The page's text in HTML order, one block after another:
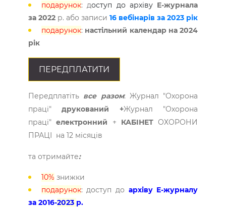
подарунок: доступ до архіву Е-журнала
за 2022р. або записи 16 вебінарів за 2023 рік
подарунок: настільний календар на 2024
рік
ПЕРЕДПЛАТИТИ
Передплатіть все разом: Журнал "Охорона
праці"друкований +Журнал "Охорона
праці"електронний + КАБІНЕТОХОРОНИ
ПРАЦІ на 12 місяців
та отримайте:
10% знижки
подарунок: доступ до архіву Е-журналу
за 2016-2023 р.